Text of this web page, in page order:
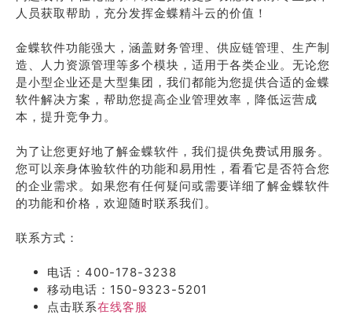
人员获取帮助，充分发挥金蝶精斗云的价值！
金蝶软件功能强大，涵盖财务管理、供应链管理、生产制
造、人力资源管理等多个模块，适用于各类企业。无论您
是小型企业还是大型集团，我们都能为您提供合适的金蝶
软件解决方案，帮助您提高企业管理效率，降低运营成
本，提升竞争力。
为了让您更好地了解金蝶软件，我们提供免费试用服务。
您可以亲身体验软件的功能和易用性，看看它是否符合您
的企业需求。如果您有任何疑问或需要详细了解金蝶软件
的功能和价格，欢迎随时联系我们。
联系方式：
电话：400-178-3238
移动电话：150-9323-5201
点击联系在线客服